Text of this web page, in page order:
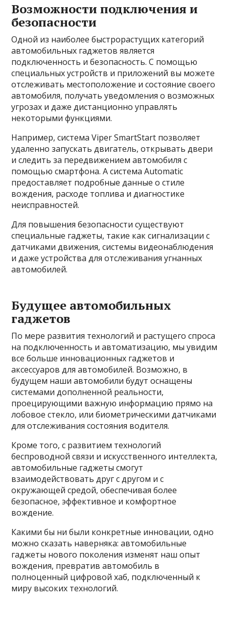
Возможности подключения и
безопасности
Одной из наиболее быстрорастущих категорий
автомобильных гаджетов является
подключенность и безопасность. С помощью
специальных устройств и приложений вы можете
отслеживать местоположение и состояние своего
автомобиля, получать уведомления о возможных
угрозах и даже дистанционно управлять
некоторыми функциями.
Например, система Viper SmartStart позволяет
удаленно запускать двигатель, открывать двери
и следить за передвижением автомобиля с
помощью смартфона. А система Automatic
предоставляет подробные данные о стиле
вождения, расходе топлива и диагностике
неисправностей.
Для повышения безопасности существуют
специальные гаджеты, такие как сигнализации с
датчиками движения, системы видеонаблюдения
и даже устройства для отслеживания угнанных
автомобилей.
Будущее автомобильных
гаджетов
По мере развития технологий и растущего спроса
на подключенность и автоматизацию, мы увидим
все больше инновационных гаджетов и
аксессуаров для автомобилей. Возможно, в
будущем наши автомобили будут оснащены
системами дополненной реальности,
проецирующими важную информацию прямо на
лобовое стекло, или биометрическими датчиками
для отслеживания состояния водителя.
Кроме того, с развитием технологий
беспроводной связи и искусственного интеллекта,
автомобильные гаджеты смогут
взаимодействовать друг с другом и с
окружающей средой, обеспечивая более
безопасное, эффективное и комфортное
вождение.
Какими бы ни были конкретные инновации, одно
можно сказать наверняка: автомобильные
гаджеты нового поколения изменят наш опыт
вождения, превратив автомобиль в
полноценный цифровой хаб, подключенный к
миру высоких технологий.